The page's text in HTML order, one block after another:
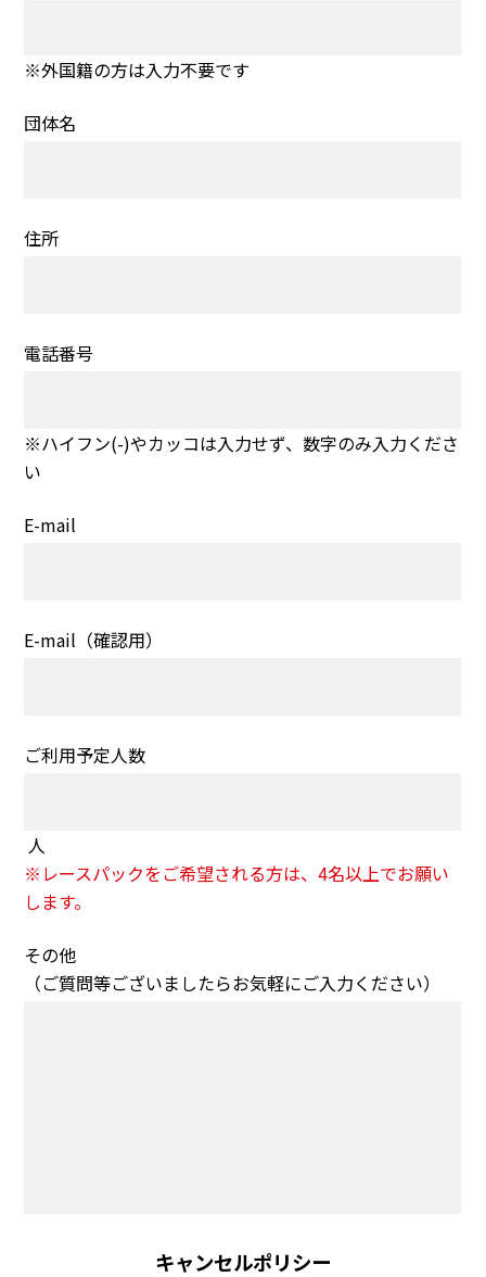
※外国籍の方は入力不要です
団体名
住所
電話番号
※ハイフン(-)やカッコは入力せず、数字のみ入力くださ
い
E-mail
E-mail（確認用）
ご利用予定人数
人
※レースパックをご希望される方は、4名以上でお願い
します。
その他
（ご質問等ございましたらお気軽にご入力ください）
キャンセルポリシー